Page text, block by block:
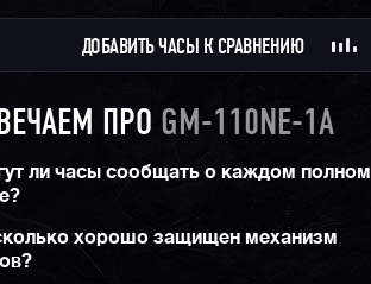
экземпляре.
ДОБАВИТЬ ЧАСЫ К СРАВНЕНИЮ
ПРО GM-110NE-1A
ли часы сообщать о каждом полном
хорошо защищен механизм